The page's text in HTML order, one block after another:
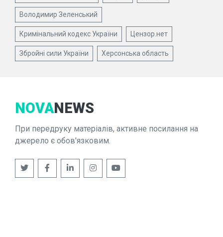
Володимир Зеленський
Кримінальний кодекс України Цензор.нет
Збройні сили України Херсонська область
NOVANEWS
При передруку матеріалів, активне посилання на
джерело є обов'язковим.